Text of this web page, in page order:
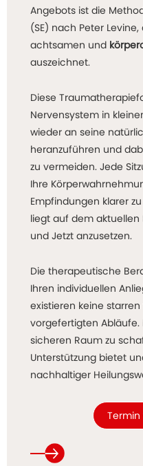
Angebots ist die
(SE) nach Peter
achtsamen und
auszeichnet.
Diese
Nervensystem in
wieder an seine
heranzuführen und
zu vermeiden. Jede
Ihre
Empfindungen klarer
liegt auf dem aktuellen
und Jetzt anzusetzen.
Die therapeutische
Ihren individuellen
existieren keine
vorgefertigten Abläufe.
sicheren Raum zu
Unterstützung bietet
nachhaltiger